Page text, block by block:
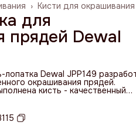
Кисти для окрашивания
›
для
прядей Dewal
Dewal JPP149
окрашивания прядей.
кисть - качественный
- классический черный, цвет
форму - 22 мм, что